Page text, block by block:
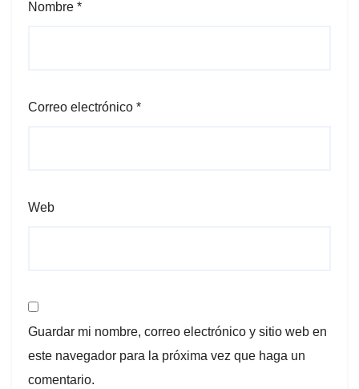
Nombre *
Correo electrónico *
Web
Guardar mi nombre, correo electrónico y sitio web en
este navegador para la próxima vez que haga un
comentario.